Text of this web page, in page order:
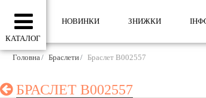
КАТАЛОГ
НОВИНКИ ЗНИЖКИ
Головна Браслети Браслет B002557
БРАСЛЕТ B002557